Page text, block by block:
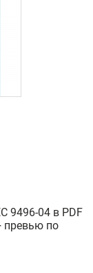
9496-04 в PDF
превью по